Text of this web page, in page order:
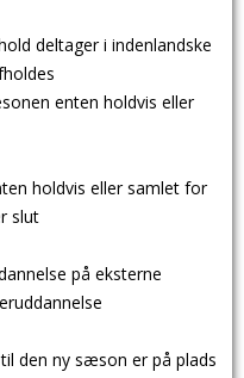
deltager i indenlandske
enten holdvis eller
holdvis eller samlet for
slut
på eksterne
den ny sæson er på plads